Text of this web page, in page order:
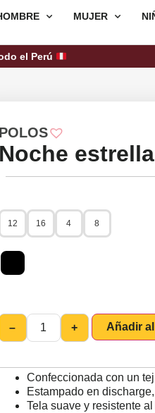
MUJER
el Perú
POLOS
Noche
12 16 4 8
– + Añadir
Confeccionada con un
Estampado en
Tela suave y resistente